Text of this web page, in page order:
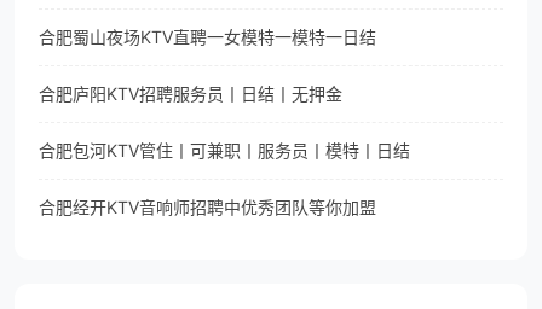
合肥蜀山夜场KTV直聘一女模特一模特一日结
合肥庐阳KTV招聘服务员丨日结丨无押金
合肥包河KTV管住丨可兼职丨服务员丨模特丨日结
合肥经开KTV音响师招聘中优秀团队等你加盟